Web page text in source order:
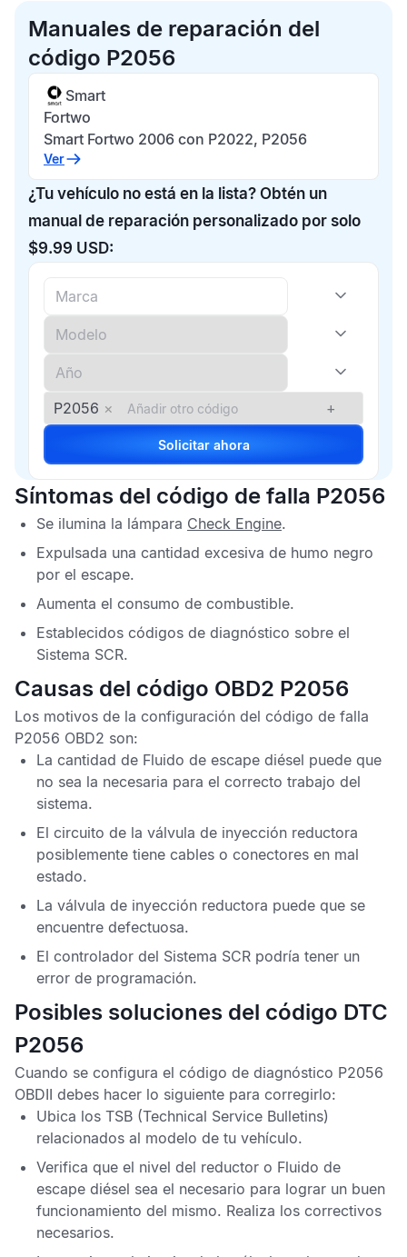
Manuales de reparación del
código P2056
Smart
Fortwo
Smart Fortwo 2006 con P2022, P2056
Ver
¿Tu vehículo no está en la lista? Obtén un
manual de reparación personalizado por solo
$9.99 USD:
P2056 × +
Solicitar ahora
Síntomas del código de falla P2056
Se ilumina la lámpara Check Engine.
Expulsada una cantidad excesiva de humo negro
por el escape.
Aumenta el consumo de combustible.
Establecidos códigos de diagnóstico sobre el
Sistema SCR.
Causas del código OBD2 P2056
Los motivos de la configuración del código de falla
P2056 OBD2 son:
La cantidad de Fluido de escape diésel puede que
no sea la necesaria para el correcto trabajo del
sistema.
El circuito de la válvula de inyección reductora
posiblemente tiene cables o conectores en mal
estado.
La válvula de inyección reductora puede que se
encuentre defectuosa.
El controlador del Sistema SCR podría tener un
error de programación.
Posibles soluciones del código DTC
P2056
Cuando se configura el código de diagnóstico P2056
OBDII debes hacer lo siguiente para corregirlo:
Ubica los TSB (Technical Service Bulletins)
relacionados al modelo de tu vehículo.
Verifica que el nivel del reductor o Fluido de
escape diésel sea el necesario para lograr un buen
funcionamiento del mismo. Realiza los correctivos
necesarios.